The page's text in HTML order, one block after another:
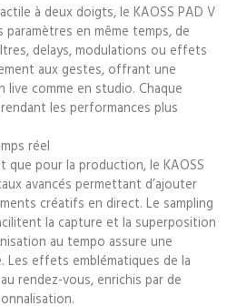
à deux doigts, le KAOSS PAD V
en même temps, de
delays, modulations ou effets
aux gestes, offrant une
live comme en studio. Chaque
les performances plus
réel
que pour la production, le KAOSS
avancés permettant d’ajouter
créatifs en direct. Le sampling
la capture et la superposition
au tempo assure une
effets emblématiques de la
rendez-vous, enrichis par de